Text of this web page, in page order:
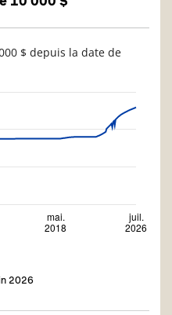
$ depuis la date de
2026